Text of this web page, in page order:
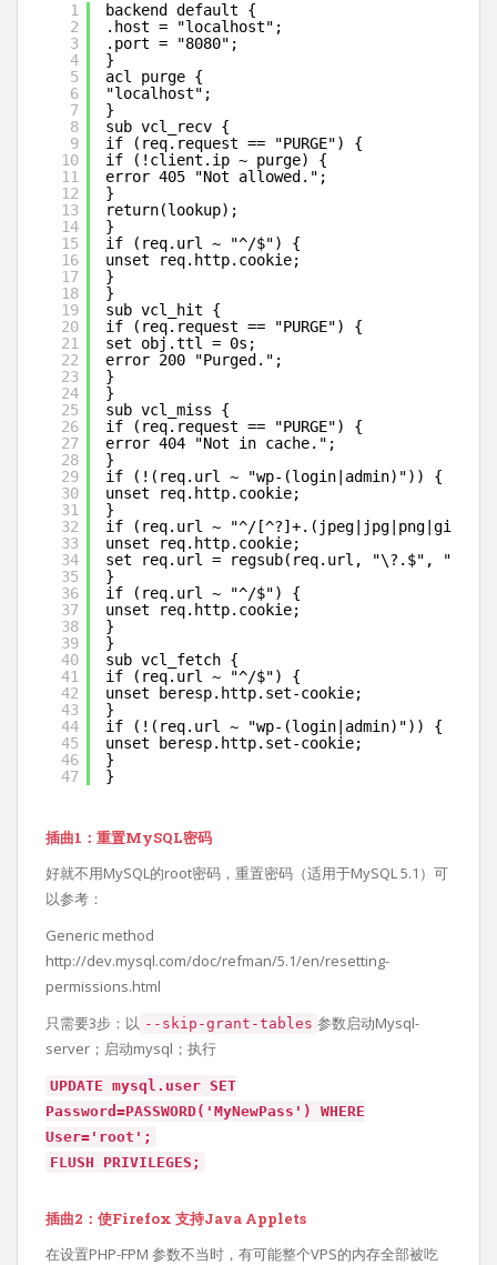
1
2
3
4
5
6
7
8
9
10
11
12
13
14
15
16
17
18
19
20
21
22
23
24
25
26
27
28
29
30
31
32
33
34
35
36
37
38
39
40
41
42
43
44
45
46
47
backend default {
.host = "localhost";
.port = "8080";
}
acl purge {
"localhost";
}
sub vcl_recv {
if (req.request == "PURGE") {
if (!client.ip ~ purge) {
error 405 "Not allowed.";
}
return(lookup);
}
if (req.url ~ "^/$") {
unset req.http.cookie;
}
}
sub vcl_hit {
if (req.request == "PURGE") {
set obj.ttl = 0s;
error 200 "Purged.";
}
}
sub vcl_miss {
if (req.request == "PURGE") {
error 404 "Not in cache.";
}
if (!(req.url ~ "wp-(login|admin)")) {
unset req.http.cookie;
}
if (req.url ~ "^/
unset req.http.cookie;
set req.url = regsub(req.url, "\?.$", "");
}
if (req.url ~ "^/$") {
unset req.http.cookie;
}
}
sub vcl_fetch {
if (req.url ~ "^/$") {
unset beresp.http.set-cookie;
}
if (!(req.url ~ "wp-(login|admin)")) {
unset beresp.http.set-cookie;
}
}
插曲1：重置MySQL密码
好就不用MySQL的root密码，重置密码（适用于MySQL 5.1）可
以参考：
Generic method
http://dev.mysql.com/doc/refman/5.1/en/resetting-
permissions.html
只需要3步：以 --skip-grant-tables 参数启动Mysql-
server；启动mysql；执行
UPDATE mysql.user SET
Password=PASSWORD('MyNewPass') WHERE
User='root';
FLUSH PRIVILEGES;
插曲2：使Firefox 支持Java Applets
在设置PHP-FPM 参数不当时，有可能整个VPS的内存全部被吃